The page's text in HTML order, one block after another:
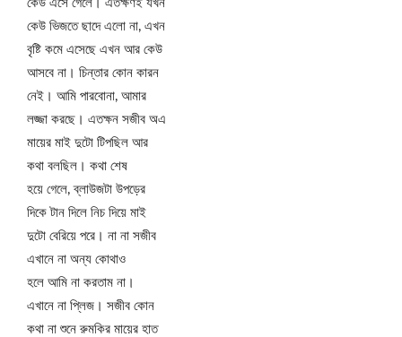
কেউ এসে গেলে। এতক্ষণই যখন
কেউ ভিজতে ছাদে এলো না, এখন
বৃষ্টি কমে এসেছে এখন আর কেউ
আসবে না। চিন্তার কোন কারন
নেই। আমি পারবোনা, আমার
লজ্জা করছে। এতক্ষন সজীব অএ
মায়ের মাই দুটো টিপছিল আর
কথা বলছিল। কথা শেষ
হয়ে গেলে, ব্লাউজটা উপড়ের
দিকে টান দিলে নিচ দিয়ে মাই
দুটো বেরিয়ে পরে। না না সজীব
এখানে না অন্য কোথাও
হলে আমি না করতাম না।
এখানে না প্লিজ। সজীব কোন
কথা না শুনে রুমকির মায়ের হাত